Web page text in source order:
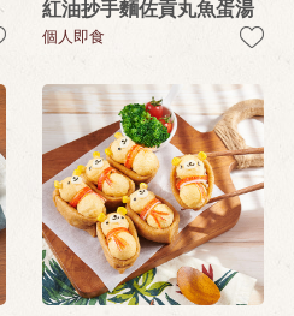
紅油抄手麵佐貢丸魚蛋湯
個人即食